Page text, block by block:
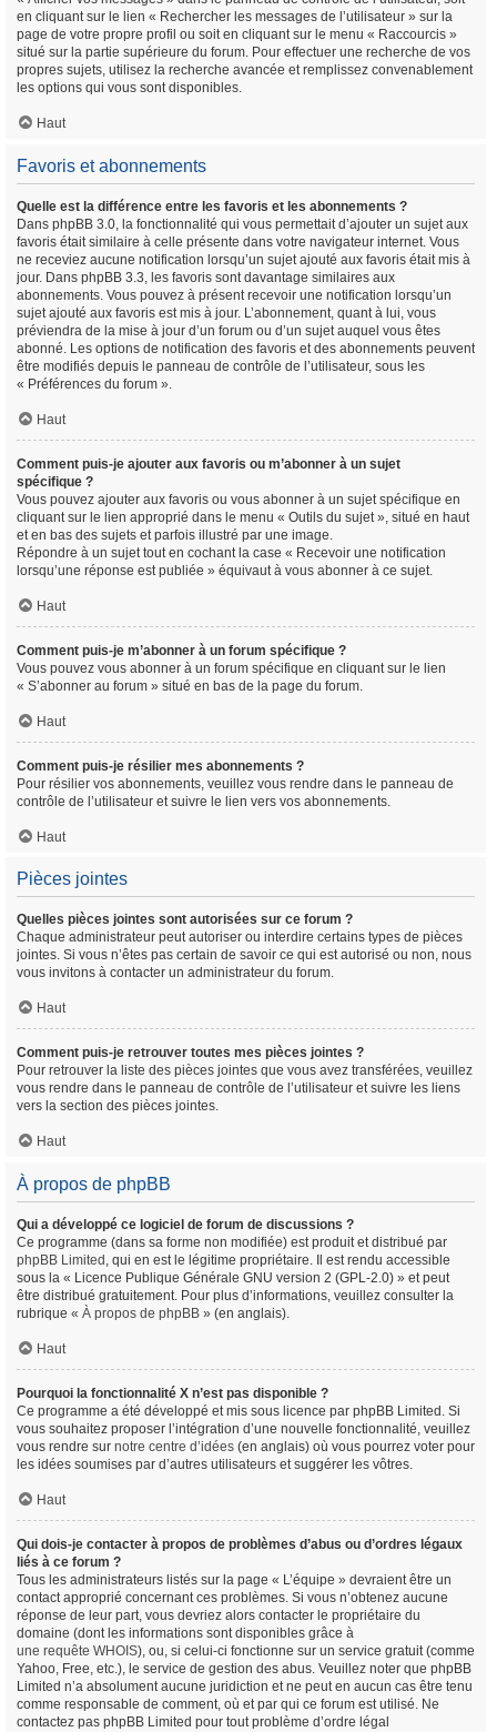
en cliquant sur le lien « Rechercher les messages de l’utilisateur » sur la
page de votre propre profil ou soit en cliquant sur le menu « Raccourcis »
situé sur la partie supérieure du forum. Pour effectuer une recherche de vos
propres sujets, utilisez la recherche avancée et remplissez convenablement
les options qui vous sont disponibles.
Haut
Favoris et abonnements
Quelle est la différence entre les favoris et les abonnements ?
Dans phpBB 3.0, la fonctionnalité qui vous permettait d’ajouter un sujet aux
favoris était similaire à celle présente dans votre navigateur internet. Vous
ne receviez aucune notification lorsqu’un sujet ajouté aux favoris était mis à
jour. Dans phpBB 3.3, les favoris sont davantage similaires aux
abonnements. Vous pouvez à présent recevoir une notification lorsqu’un
sujet ajouté aux favoris est mis à jour. L’abonnement, quant à lui, vous
préviendra de la mise à jour d’un forum ou d’un sujet auquel vous êtes
abonné. Les options de notification des favoris et des abonnements peuvent
être modifiés depuis le panneau de contrôle de l’utilisateur, sous les
« Préférences du forum ».
Haut
Comment puis-je ajouter aux favoris ou m’abonner à un sujet
spécifique ?
Vous pouvez ajouter aux favoris ou vous abonner à un sujet spécifique en
cliquant sur le lien approprié dans le menu « Outils du sujet », situé en haut
et en bas des sujets et parfois illustré par une image.
Répondre à un sujet tout en cochant la case « Recevoir une notification
lorsqu’une réponse est publiée » équivaut à vous abonner à ce sujet.
Haut
Comment puis-je m’abonner à un forum spécifique ?
Vous pouvez vous abonner à un forum spécifique en cliquant sur le lien
« S’abonner au forum » situé en bas de la page du forum.
Haut
Comment puis-je résilier mes abonnements ?
Pour résilier vos abonnements, veuillez vous rendre dans le panneau de
contrôle de l’utilisateur et suivre le lien vers vos abonnements.
Haut
Pièces jointes
Quelles pièces jointes sont autorisées sur ce forum ?
Chaque administrateur peut autoriser ou interdire certains types de pièces
jointes. Si vous n’êtes pas certain de savoir ce qui est autorisé ou non, nous
vous invitons à contacter un administrateur du forum.
Haut
Comment puis-je retrouver toutes mes pièces jointes ?
Pour retrouver la liste des pièces jointes que vous avez transférées, veuillez
vous rendre dans le panneau de contrôle de l’utilisateur et suivre les liens
vers la section des pièces jointes.
Haut
À propos de phpBB
Qui a développé ce logiciel de forum de discussions ?
Ce programme (dans sa forme non modifiée) est produit et distribué par
phpBB Limited , qui en est le légitime propriétaire. Il est rendu accessible
sous la « Licence Publique Générale GNU version 2 (GPL-2.0) » et peut
être distribué gratuitement. Pour plus d’informations, veuillez consulter la
rubrique « À propos de phpBB » (en anglais).
Haut
Pourquoi la fonctionnalité X n’est pas disponible ?
Ce programme a été développé et mis sous licence par phpBB Limited. Si
vous souhaitez proposer l’intégration d’une nouvelle fonctionnalité, veuillez
vous rendre sur notre centre d’idées (en anglais) où vous pourrez voter pour
les idées soumises par d’autres utilisateurs et suggérer les vôtres.
Haut
Qui dois-je contacter à propos de problèmes d’abus ou d’ordres légaux
liés à ce forum ?
Tous les administrateurs listés sur la page « L’équipe » devraient être un
contact approprié concernant ces problèmes. Si vous n’obtenez aucune
réponse de leur part, vous devriez alors contacter le propriétaire du
domaine (dont les informations sont disponibles grâce à
une requête WHOIS), ou, si celui-ci fonctionne sur un service gratuit (comme
Yahoo, Free, etc.), le service de gestion des abus. Veuillez noter que phpBB
Limited n’a absolument aucune juridiction et ne peut en aucun cas être tenu
comme responsable de comment, où et par qui ce forum est utilisé. Ne
contactez pas phpBB Limited pour tout problème d’ordre légal